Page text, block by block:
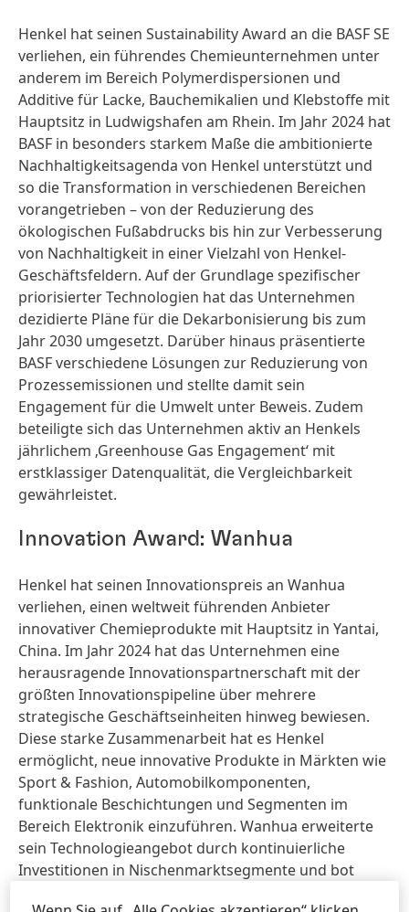
Henkel hat seinen Sustainability Award an die BASF SE
verliehen, ein führendes Chemieunternehmen unter
anderem im Bereich Polymerdispersionen und
Additive für Lacke, Bauchemikalien und Klebstoffe mit
Hauptsitz in Ludwigshafen am Rhein. Im Jahr 2024 hat
BASF in besonders starkem Maße die ambitionierte
Nachhaltigkeitsagenda von Henkel unterstützt und
so die Transformation in verschiedenen Bereichen
vorangetrieben – von der Reduzierung des
ökologischen Fußabdrucks bis hin zur Verbesserung
von Nachhaltigkeit in einer Vielzahl von Henkel-
Geschäftsfeldern. Auf der Grundlage spezifischer
priorisierter Technologien hat das Unternehmen
dezidierte Pläne für die Dekarbonisierung bis zum
Jahr 2030 umgesetzt. Darüber hinaus präsentierte
BASF verschiedene Lösungen zur Reduzierung von
Prozessemissionen und stellte damit sein
Engagement für die Umwelt unter Beweis. Zudem
beteiligte sich das Unternehmen aktiv an Henkels
jährlichem ‚Greenhouse Gas Engagement‘ mit
erstklassiger Datenqualität, die Vergleichbarkeit
gewährleistet.
Innovation Award: Wanhua
Henkel hat seinen Innovationspreis an Wanhua
verliehen, einen weltweit führenden Anbieter
innovativer Chemieprodukte mit Hauptsitz in Yantai,
China. Im Jahr 2024 hat das Unternehmen eine
herausragende Innovationspartnerschaft mit der
größten Innovationspipeline über mehrere
strategische Geschäftseinheiten hinweg bewiesen.
Diese starke Zusammenarbeit hat es Henkel
ermöglicht, neue innovative Produkte in Märkten wie
Sport & Fashion, Automobilkomponenten,
funktionale Beschichtungen und Segmenten im
Bereich Elektronik einzuführen. Wanhua erweiterte
sein Technologieangebot durch kontinuierliche
Investitionen in Nischenmarktsegmente und bot